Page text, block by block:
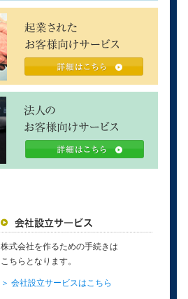
株式会社を作るための手続きは
こちらとなります。
＞ 会社設立サービスはこちら